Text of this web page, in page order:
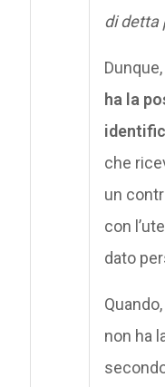
di detta
ha la
che
un
con
dato
non ha